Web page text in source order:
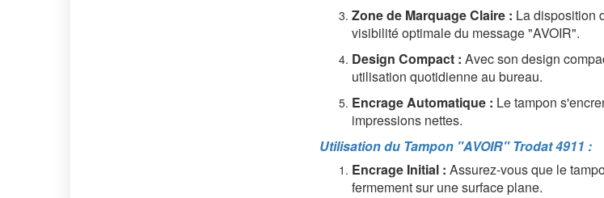
Zone de Marquage Claire : La disposition
visibilité optimale du message "AVOIR".
Design Compact : Avec son design
utilisation quotidienne au bureau.
Encrage Automatique : Le tampon
impressions nettes.
Utilisation du Tampon "AVOIR" Trodat 4911 :
Encrage Initial : Assurez-vous que le
fermement sur une surface plane.